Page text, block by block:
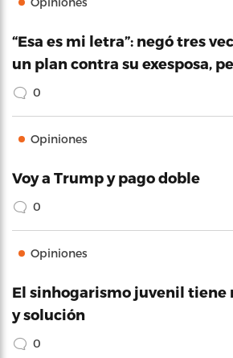
“Esa es mi letra”: negó tres
un plan contra su exesposa,
0
Opiniones
Voy a Trump y pago doble
0
Opiniones
El sinhogarismo juvenil tiene
y solución
0